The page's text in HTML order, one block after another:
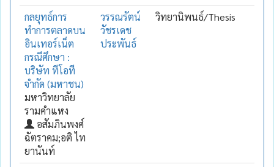
กลยุทธ์การ
ทำการตลาดบน
อินเทอร์เน็ต
กรณีศึกษา :
บริษัท ทีโอที
จำกัด (มหาชน)
มหาวิทยาลัย
รามคำแหง
อสัมภินพงศ์
ฉัตราคม;อติ ไท
ยานันท์
วรรณรัตน์
วัชรเดช
ประพันธ์
วิทยานิพนธ์/Thesis